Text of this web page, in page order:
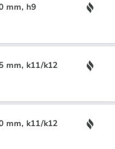
mm, h9
mm, k11/k12
mm, k11/k12